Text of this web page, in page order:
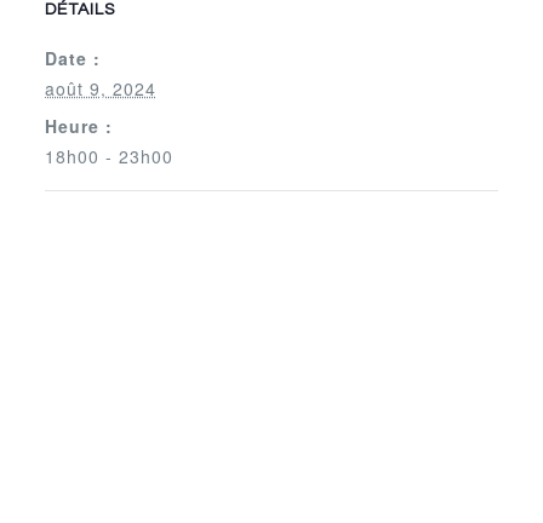
DÉTAILS
Date :
août 9, 2024
Heure :
18h00 - 23h00